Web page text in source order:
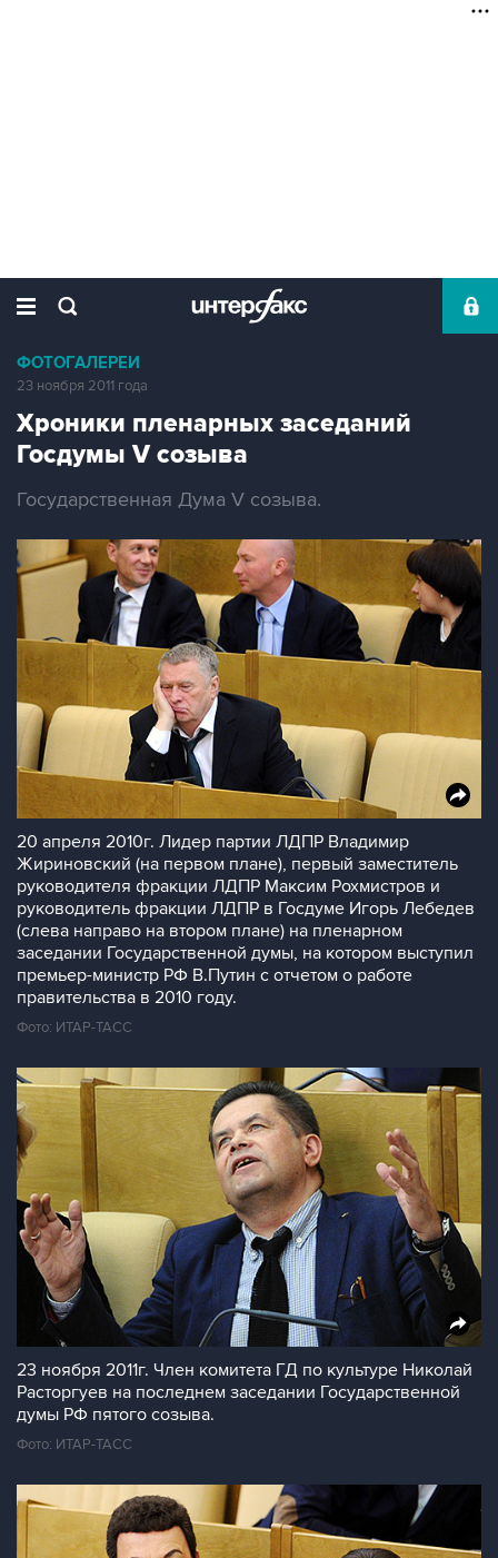
ФОТОГАЛЕРЕИ
23 ноября 2011 года
Хроники пленарных заседаний
Госдумы V созыва
Государственная Дума V созыва.
20 апреля 2010г. Лидер партии ЛДПР Владимир
Жириновский (на первом плане), первый заместитель
руководителя фракции ЛДПР Максим Рохмистров и
руководитель фракции ЛДПР в Госдуме Игорь Лебедев
(слева направо на втором плане) на пленарном
заседании Государственной думы, на котором выступил
премьер-министр РФ В.Путин с отчетом о работе
правительства в 2010 году.
Фото: ИТАР-ТАСС
23 ноября 2011г. Член комитета ГД по культуре Николай
Расторгуев на последнем заседании Государственной
думы РФ пятого созыва.
Фото: ИТАР-ТАСС